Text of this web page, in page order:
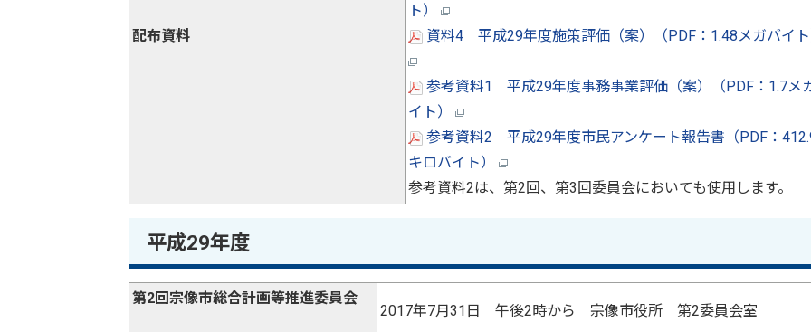
配布資料
ト）
資料4 平成29年度施策評価（案）（PDF：1.48メガバイ
参考資料1 平成29年度事務事業評価（案）（PDF：1.7メ
イト）
参考資料2 平成29年度市民アンケート報告書（PDF：
キロバイト）
参考資料2は、第2回、第3回委員会においても使用します。
平成29年度
第2回宗像市総合計画等推進委員会
2017年7月31日 午後2時から 宗像市役所 第2委員会室